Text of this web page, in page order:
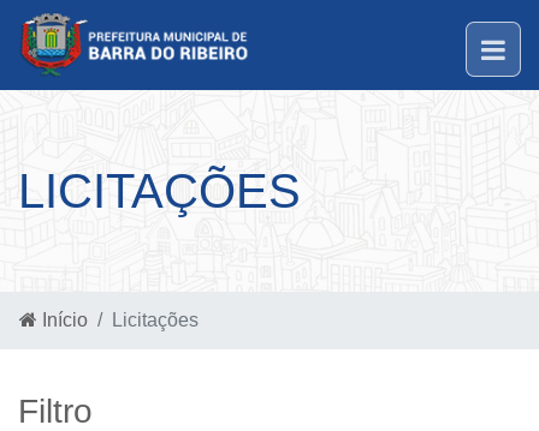
LICITAÇÕES
Início Licitações
Filtro